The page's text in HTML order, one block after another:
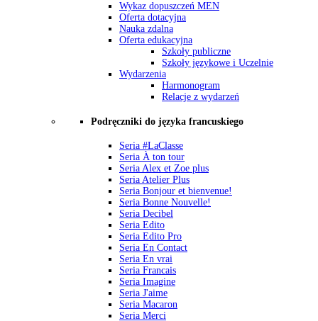
Wykaz dopuszczeń MEN
Oferta dotacyjna
Nauka zdalna
Oferta edukacyjna
Szkoły publiczne
Szkoły językowe i Uczelnie
Wydarzenia
Harmonogram
Relacje z wydarzeń
Podręczniki do języka francuskiego
Seria #LaClasse
Seria À ton tour
Seria Alex et Zoe plus
Seria Atelier Plus
Seria Bonjour et bienvenue!
Seria Bonne Nouvelle!
Seria Decibel
Seria Edito
Seria Edito Pro
Seria En Contact
Seria En vrai
Seria Francais
Seria Imagine
Seria J'aime
Seria Macaron
Seria Merci